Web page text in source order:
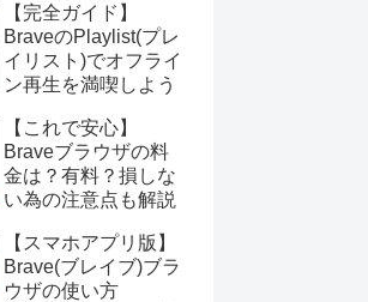
【完全ガイド】
BraveのPlaylist(プレ
イリスト)でオフライ
ン再生を満喫しよう
【これで安心】
Braveブラウザの料
金は？有料？損しな
い為の注意点も解説
【スマホアプリ版】
Brave(ブレイブ)ブラ
ウザの使い方